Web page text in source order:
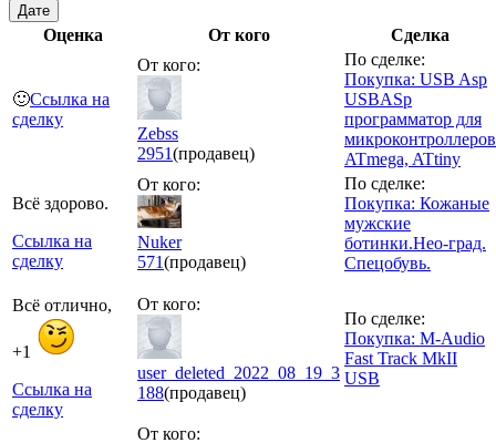
Дате
Оценка От кого Сделка
🙂Ссылка на
сделку
От кого:
Zebss
2951(продавец)
По сделке:
Покупка: USB Asp
USBASp
программатор для
микроконтроллеров
ATmega, ATtiny
Всё здорово.
Ссылка на
сделку
От кого:
Nuker
571(продавец)
По сделке:
Покупка: Кожаные
мужские
ботинки.Нео-град.
Спецобувь.
Всё отлично,
+1
Ссылка на
сделку
От кого:
user_deleted_2022_08_19_3
188(продавец)
По сделке:
Покупка: M-Audio
Fast Track MkII
USB
От кого: